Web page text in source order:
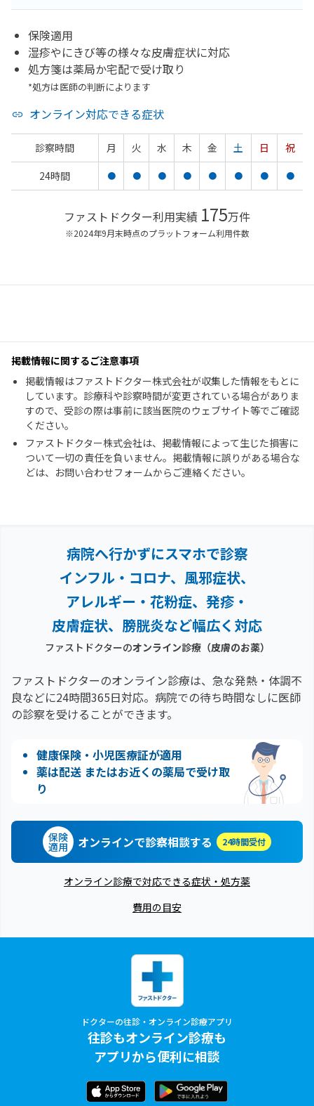
保険適用
湿疹やにきび等の様々な皮膚症状に対応
処方箋は薬局か宅配で受け取り
*処方は医師の判断によります
オンライン対応できる症状
診察時間 月 火 水 木 金 土 日
祝
24時間
● ● ● ● ● ● ● ●
ファストドクター利用実績 175万件
※2024年9月末時点のプラットフォーム利用件数
掲載情報に関するご注意事項
掲載情報はファストドクター株式会社が収集した情報をもとに
しています。診療科や診察時間が変更されている場合がありま
すので、受診の際は事前に該当医院のウェブサイト等でご確認
ください。
ファストドクター株式会社は、掲載情報によって生じた損害に
ついて一切の責任を負いません。掲載情報に誤りがある場合な
どは、お問い合わせフォームからご連絡ください。
病院へ行かずにスマホで診察
インフル・コロナ、風邪症状、
アレルギー・花粉症、 発疹・
皮膚症状、膀胱炎など幅広く対応
ファストドクターのオンライン診療（皮膚のお薬）
ファストドクターのオンライン診療は、急な発熱・体調不
良などに24時間365日対応。 病院での待ち時間なしに医師
の診察を受けることができます。
健康保険・小児医療証が適用
薬は配送 またはお近くの薬局で受け取
り
保険
適用 オンラインで診察相談する 24時間受付
オンライン診療で対応できる症状・処方薬
費用の目安
ドクターの往診・オンライン診療アプリ
往診もオンライン診療も
アプリから便利に相談